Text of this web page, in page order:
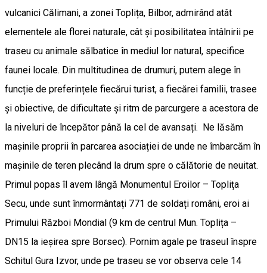
vulcanici Călimani, a zonei Toplița, Bilbor, admirând atât
elementele ale florei naturale, cât și posibilitatea întâlnirii pe
traseu cu animale sălbatice în mediul lor natural, specifice
faunei locale. Din multitudinea de drumuri, putem alege în
funcție de preferințele fiecărui turist, a fiecărei familii, trasee
și obiective, de dificultate și ritm de parcurgere a acestora de
la niveluri de începător până la cel de avansați. Ne lăsăm
mașinile proprii în parcarea asociației de unde ne îmbarcăm în
mașinile de teren plecând la drum spre o călătorie de neuitat.
Primul popas îl avem lângă Monumentul Eroilor – Toplița
Secu, unde sunt înmormântați 771 de soldați români, eroi ai
Primului Război Mondial (9 km de centrul Mun. Toplița –
DN15 la ieșirea spre Borsec). Pornim agale pe traseul înspre
Schitul Gura Izvor, unde pe traseu se vor observa cele 14